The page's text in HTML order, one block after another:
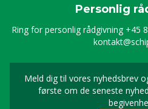
Personlig
Ring for personlig rådgivning +45
Meld dig til vores nyhedsbrev
første om de seneste